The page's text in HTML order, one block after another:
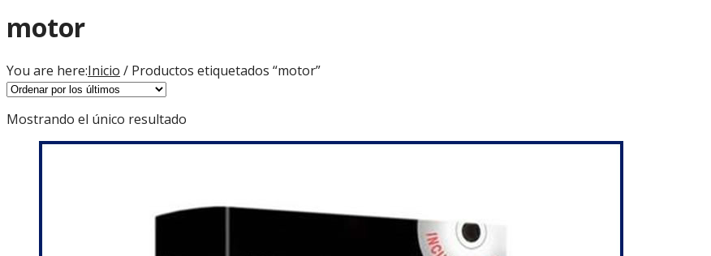
motor
You are here:Inicio / Productos etiquetados “motor”
Mostrando el único resultado